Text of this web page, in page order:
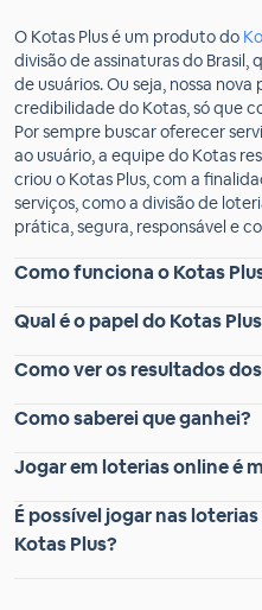
O Kotas Plus é um produto do
divisão de assinaturas do
de usuários. Ou seja, nossa
credibilidade do Kotas, só que
Por sempre buscar oferecer
ao usuário, a equipe do Kotas
criou o Kotas Plus, com a
serviços, como a divisão de
prática, segura, responsável e
Como funciona o Kotas
Qual é o papel do Kotas
Como ver os resultados
Como saberei que ganhei?
Jogar em loterias online é
É possível jogar nas
Kotas Plus?